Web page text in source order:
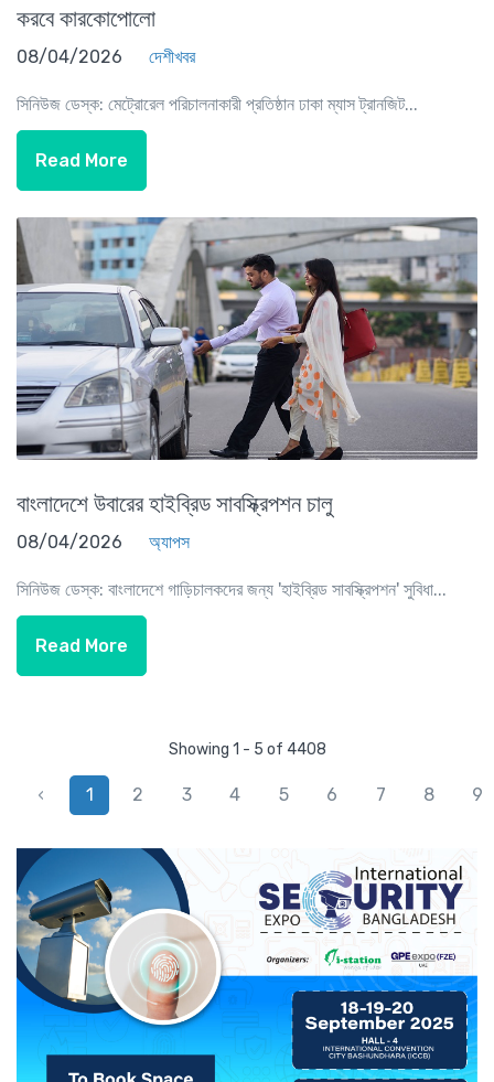
করবে কারকোপোলো
08/04/2026 দেশীখবর
সিনিউজ ডেস্ক: মেট্রোরেল পরিচালনাকারী প্রতিষ্ঠান ঢাকা ম্যাস ট্রানজিট...
Read More
বাংলাদেশে উবারের হাইব্রিড সাবস্ক্রিপশন চালু
08/04/2026 অ্যাপস
সিনিউজ ডেস্ক: বাংলাদেশে গাড়িচালকদের জন্য 'হাইব্রিড সাবস্ক্রিপশন' সুবিধা...
Read More
Showing 1 - 5 of 4408
‹ 1 2 3 4 5 6 7 8 9